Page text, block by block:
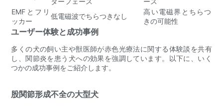
EMFとフリ
ッカー
低電磁波でちらつきなし
高い電磁界とちらつ
きの可能性
ユーザー体験と成功事例
多くの犬の飼い主や獣医師が赤色光療法に関する体験談を共有
し、関節炎を患う犬への効果を強調しています。以下に、いく
つかの成功事例をご紹介します。
股関節形成不全の大型犬